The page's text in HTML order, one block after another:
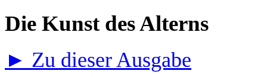
Die Kunst des Alterns
► Zu dieser Ausgabe